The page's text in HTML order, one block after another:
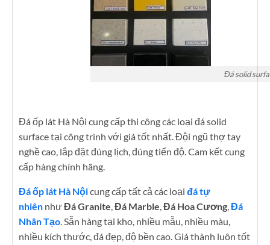
Đá solid
Đá ốp lát Hà Nội cung cấp thi công các loại đá solid
surface tại công trình với giá tốt nhất. Đội ngũ thợ tay
nghề cao, lắp đặt đúng lịch, đúng tiến độ. Cam kết cung
cấp hàng chính hãng.
Đá ốp lát Hà Nộicung cấp tất cả các loại đá tự
nhiên nhưĐá Granite,Đá Marble,Đá Hoa Cương,Đá
Nhân Tạo. Sẵn hàng tại kho, nhiều mẫu, nhiều màu,
nhiều kích thước, đá đẹp, độ bền cao. Giá thành luôn tốt